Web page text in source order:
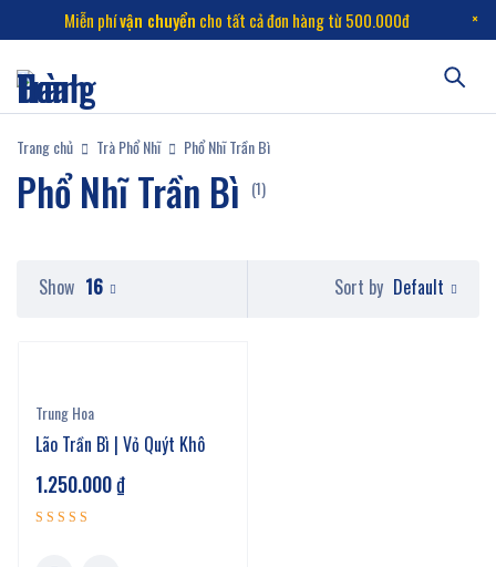
Miễn phívận chuyển cho tất cả đơn hàng từ 500.000đ
Trang chủ Trà Phổ Nhĩ Phổ Nhĩ Trần Bì
Phổ Nhĩ Trần Bì (1)
Sort by Default
Show 16
Trung Hoa
Lão Trần Bì | Vỏ Quýt Khô
1.250.000₫